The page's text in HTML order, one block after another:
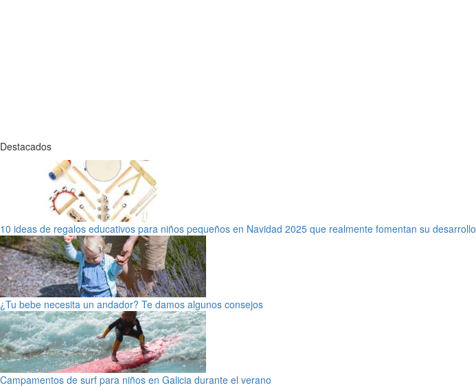
Destacados
10 ideas de regalos educativos para niños pequeños en Navidad 2025 que realmente fomentan su desarrollo
¿Tu bebe necesita un andador? Te damos algunos consejos
Campamentos de surf para niños en Galicia durante el verano